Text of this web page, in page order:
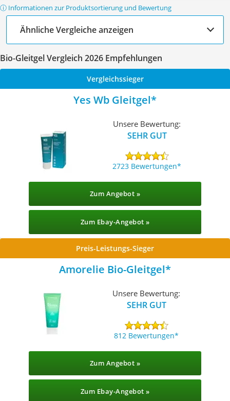
ⓘ Informationen zur Produktsortierung und Bewertung
Ähnliche Vergleiche anzeigen
Bio-Gleitgel Vergleich 2026 Empfehlungen
Vergleichssieger
Yes Wb Gleitgel
Unsere Bewertung:
SEHR GUT
2723 Bewertungen
Zum Angebot »
Zum Ebay-Angebot »
Preis-Leistungs-Sieger
Amorelie Bio-Gleitgel
Unsere Bewertung:
SEHR GUT
812 Bewertungen
Zum Angebot »
Zum Ebay-Angebot »